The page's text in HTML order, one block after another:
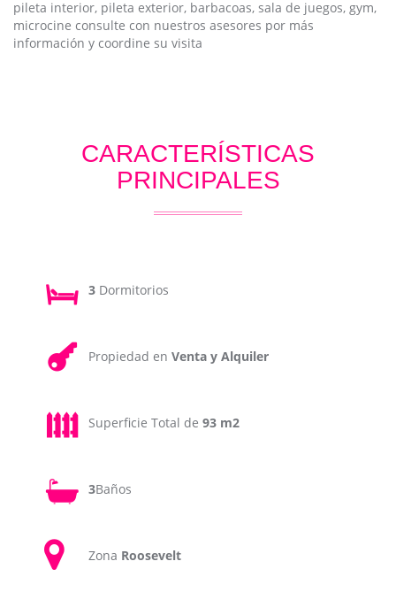
pileta interior, pileta exterior, barbacoas, sala de juegos, gym,
microcine consulte con nuestros asesores por más
información y coordine su visita
CARACTERÍSTICAS
PRINCIPALES
3 Dormitorios
Propiedad en Venta y Alquiler
Superficie Total de 93 m2
3Baños
Zona Roosevelt